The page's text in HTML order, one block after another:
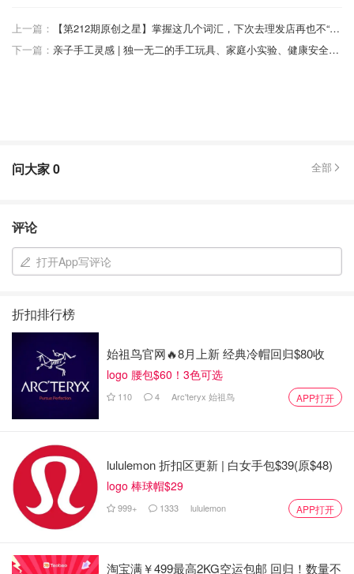
但能带上单反打开长曝光拍一个巨美无比的星空是非常非常
棒的（建议去Hot Spring边泡温泉边看星星，记得夕阳时去
我知道姐妹们都喜欢化妆把自己弄的美美的，但在这里不需
要！因为夏天的炎热会让你的妆容一分钟融化。建议只需画
一双好穿的鞋是必须的，我选择的Asics的Trail Shoes，简
直救了我一命，太舒服了！比Nike更适合亚洲人的脚形
（Asics看到请找我打广告）当然，如果不想晒伤的话皮肤
衣是必须的，我两件都是在Nike买的，不用长裤，短裤就够
上一篇：
【第212期原创之星】掌握这几个词汇，下次去理发店再也不“方”了 | 带狗去夏威夷攻略：文件准备篇 | 2021奥兰多环球影城一天两园快速游玩指南 | In N Out隐藏菜单—好吃减脂汉堡
下一篇：
亲子手工灵感 | 独一无二的手工玩具、家庭小实验、健康安全小游戏推荐
问大家0 全部
评论
打开App写评论
折扣排行榜
始祖鸟官网🔥8月上新 经典冷帽回归$80收
logo 腰包$60！3色可选
110 4 Arc'teryx 始祖鸟 APP打开
lululemon 折扣区更新 | 白女手包$39(原$48)
logo 棒球帽$29
999+ 1333 lululemon APP打开
淘宝满￥499最高2KG空运包邮 回归！数量不